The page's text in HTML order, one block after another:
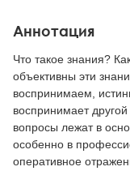
Аннотация
Что такое знания?
объективны эти
воспринимаем,
воспринимает
вопросы лежат в
особенно в
оперативное